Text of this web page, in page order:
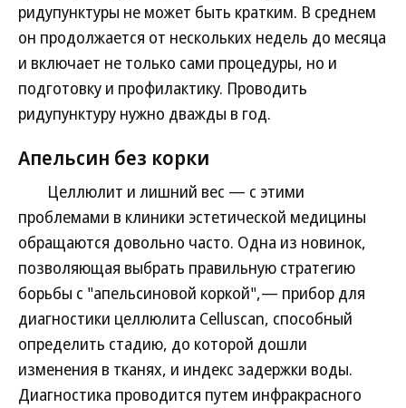
ридупунктуры не может быть кратким. В среднем
он продолжается от нескольких недель до месяца
и включает не только сами процедуры, но и
подготовку и профилактику. Проводить
ридупунктуру нужно дважды в год.
Апельсин без корки
Целлюлит и лишний вес — с этими
проблемами в клиники эстетической медицины
обращаются довольно часто. Одна из новинок,
позволяющая выбрать правильную стратегию
борьбы с "апельсиновой коркой",— прибор для
диагностики целлюлита Celluscan, способный
определить стадию, до которой дошли
изменения в тканях, и индекс задержки воды.
Диагностика проводится путем инфракрасного